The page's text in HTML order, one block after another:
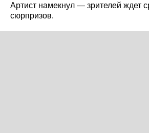
Артист намекнул — зрителей ждет
сюрпризов.